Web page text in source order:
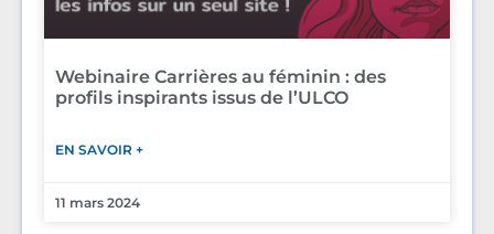
Webinaire Carrières au féminin : des
profils inspirants issus de l’ULCO
EN SAVOIR +
11 mars 2024